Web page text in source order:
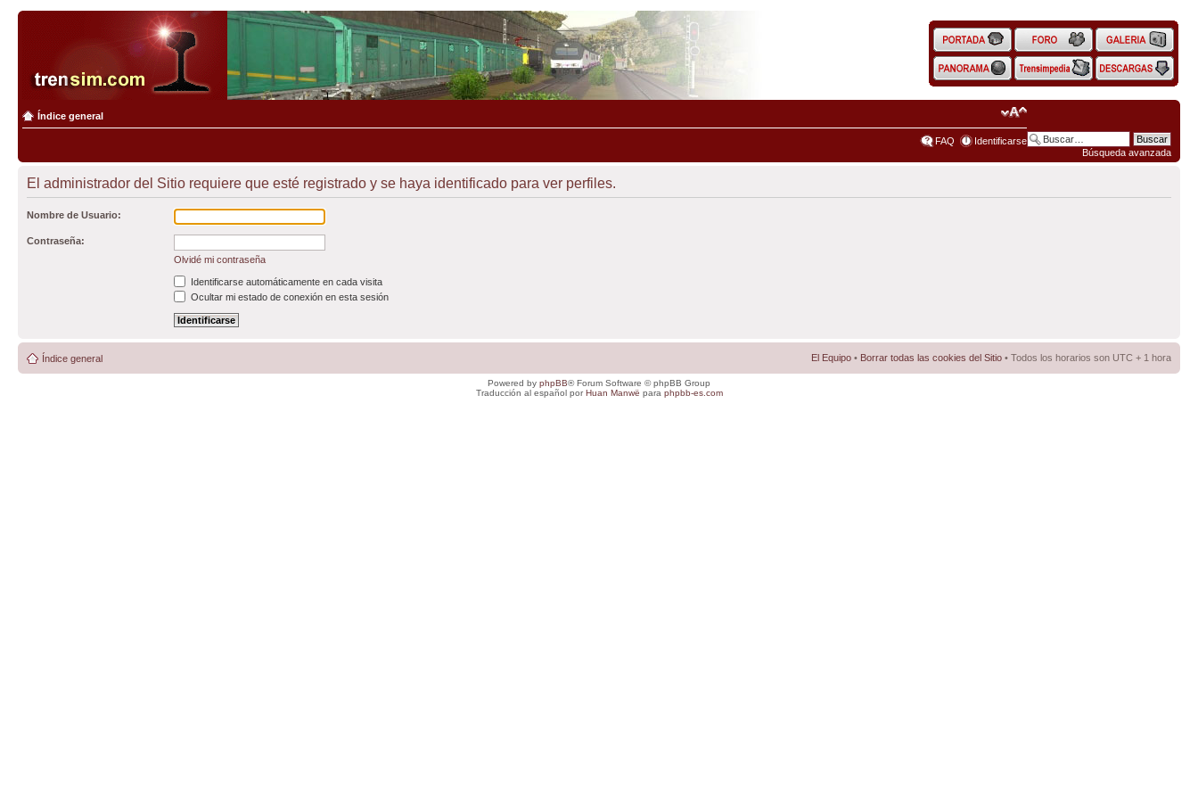
Búsqueda avanzada
Índice general
FAQ Identificarse
El administrador del Sitio requiere que esté registrado y se haya identificado para ver perfiles.
Nombre de Usuario:
Contraseña:
Olvidé mi contraseña
Identificarse automáticamente en cada visita
Ocultar mi estado de conexión en esta sesión
Índice general El Equipo • Borrar todas las cookies del Sitio • Todos los horarios son UTC + 1 hora
Powered by phpBB® Forum Software © phpBB Group
Traducción al español porHuan Manwë para phpbb-es.com